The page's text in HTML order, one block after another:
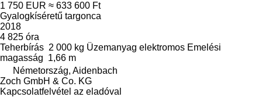
1 750 EUR ≈ 633 600 Ft
Gyalogkíséretű targonca
2018
4 825 óra
Teherbírás 2 000 kg Üzemanyag elektromos Emelési
magasság 1,66 m
Németország, Aidenbach
Zoch GmbH & Co. KG
Kapcsolatfelvétel az eladóval